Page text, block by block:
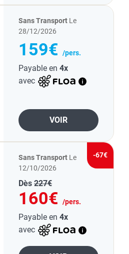
Sans Transport Le
28/12/2026
159€ /pers.
Payable en 4x
avec
VOIR
Sans Transport Le
12/10/2026
Dès 227€
160€ /pers.
-67€
Payable en 4x
avec